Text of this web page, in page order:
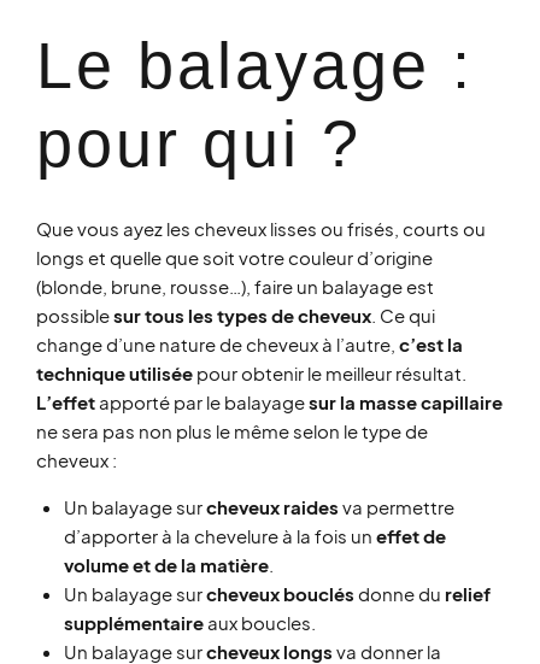
Le balayage :
pour qui ?​
Que vous ayez les cheveux lisses ou frisés, courts ou
longs et quelle que soit votre couleur d’origine
(blonde, brune, rousse…), faire un balayage est
possiblesur tous les types de cheveux . Ce qui
change d’une nature de cheveux à l’autre, c’est la
technique utilisée pour obtenir le meilleur résultat.
L’effet apporté par le balayagesur la masse capillaire
ne sera pas non plus le même selon le type de
cheveux :
Un balayage surcheveux raides va permettre
d’apporter à la chevelure à la fois un effet de
volume et de la matière.
Un balayage surcheveux bouclés donne du relief
supplémentaireaux boucles.
Un balayage surcheveux longs va donner la